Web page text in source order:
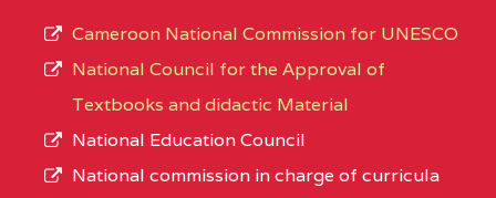
Cameroon National Commission for UNESCO
National Council for the Approval of
Textbooks and didactic Material
National Education Council
National commission in charge of curricula